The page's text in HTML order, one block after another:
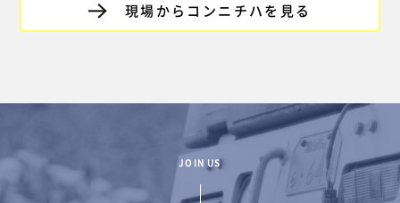
現場からコンニチハを見る
JOIN US